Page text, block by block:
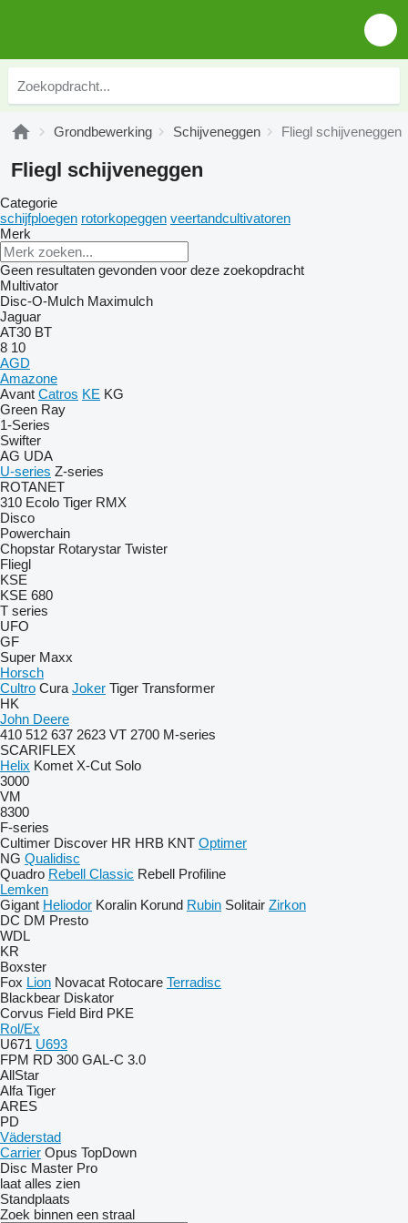
Grondbewerking Schijveneggen Fliegl schijveneggen
Fliegl schijveneggen
Categorie
schijfploegen rotorkopeggen veertandcultivatoren
Merk
Geen resultaten gevonden voor deze zoekopdracht
Multivator
Disc-O-Mulch Maximulch
Jaguar
AT30 BT
8 10
AGD
Amazone
Avant Catros KE KG
Green Ray
1-Series
Swifter
AG UDA
U-series Z-series
ROTANET
310 Ecolo Tiger RMX
Disco
Powerchain
Chopstar Rotarystar Twister
Fliegl
KSE
KSE 680
T series
UFO
GF
Super Maxx
Horsch
Cultro Cura Joker Tiger Transformer
HK
John Deere
410 512 637 2623 VT 2700 M-series
SCARIFLEX
Helix Komet X-Cut Solo
3000
VM
8300
F-series
Cultimer Discover HR HRB KNT Optimer
NG Qualidisc
Quadro Rebell Classic Rebell Profiline
Lemken
Gigant Heliodor Koralin Korund Rubin Solitair Zirkon
DC DM Presto
WDL
KR
Boxster
Fox Lion Novacat Rotocare Terradisc
Blackbear Diskator
Corvus Field Bird PKE
Rol/Ex
U671 U693
FPM RD 300 GAL-C 3.0
AllStar
Alfa Tiger
ARES
PD
Väderstad
Carrier Opus TopDown
Disc Master Pro
laat alles zien
Standplaats
Zoek binnen een straal